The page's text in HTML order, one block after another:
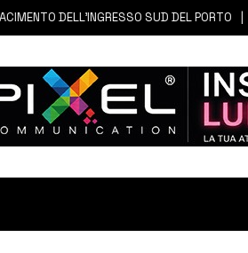
DELL’INGRESSO SUD DEL PORTO 6